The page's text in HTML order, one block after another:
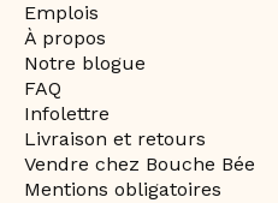
Emplois
À propos
Notre blogue
FAQ
Infolettre
Livraison et retours
Vendre chez Bouche Bée
Mentions obligatoires